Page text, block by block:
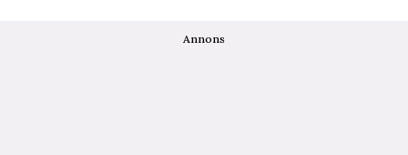
Annons